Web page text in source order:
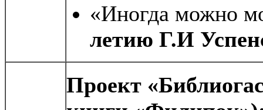
«Иногда можно
летию Г.И
Проект